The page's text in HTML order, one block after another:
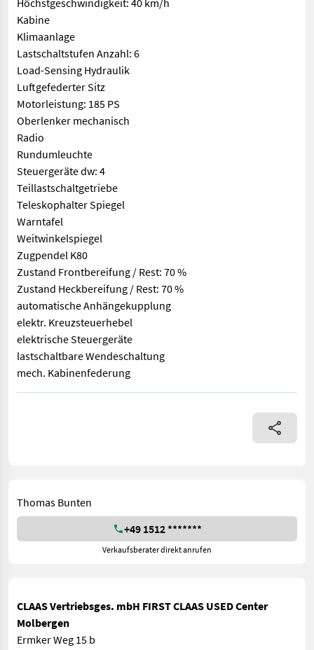
Höchstgeschwindigkeit: 40 km/h
Kabine
Klimaanlage
Lastschaltstufen Anzahl: 6
Load-Sensing Hydraulik
Luftgefederter Sitz
Motorleistung: 185 PS
Oberlenker mechanisch
Radio
Rundumleuchte
Steuergeräte dw: 4
Teillastschaltgetriebe
Teleskophalter Spiegel
Warntafel
Weitwinkelspiegel
Zugpendel K80
Zustand Frontbereifung / Rest: 70 %
Zustand Heckbereifung / Rest: 70 %
automatische Anhängekupplung
elektr. Kreuzsteuerhebel
elektrische Steuergeräte
lastschaltbare Wendeschaltung
mech. Kabinenfederung
1000 1000 E 540 540 E Allrad Arbeitsscheinwerfer
Thomas Bunten
+49 1512 *******
Verkaufsberater direkt anrufen
CLAAS Vertriebsges. mbH FIRST CLAAS USED Center
Molbergen
Ermker Weg 15 b